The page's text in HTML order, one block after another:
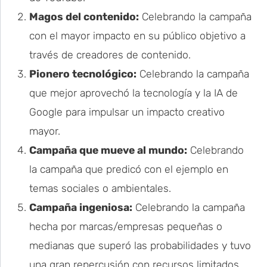
Magos del contenido: Celebrando la campaña
con el mayor impacto en su público objetivo a
través de creadores de contenido.
Pionero tecnológico: Celebrando la campaña
que mejor aprovechó la tecnología y la IA de
Google para impulsar un impacto creativo
mayor.
Campaña que mueve al mundo: Celebrando
la campaña que predicó con el ejemplo en
temas sociales o ambientales.
Campaña ingeniosa: Celebrando la campaña
hecha por marcas/empresas pequeñas o
medianas que superó las probabilidades y tuvo